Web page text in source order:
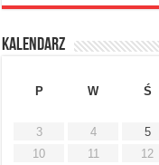
Kalendarz
P
W Ś
3
4 5
10
11 12